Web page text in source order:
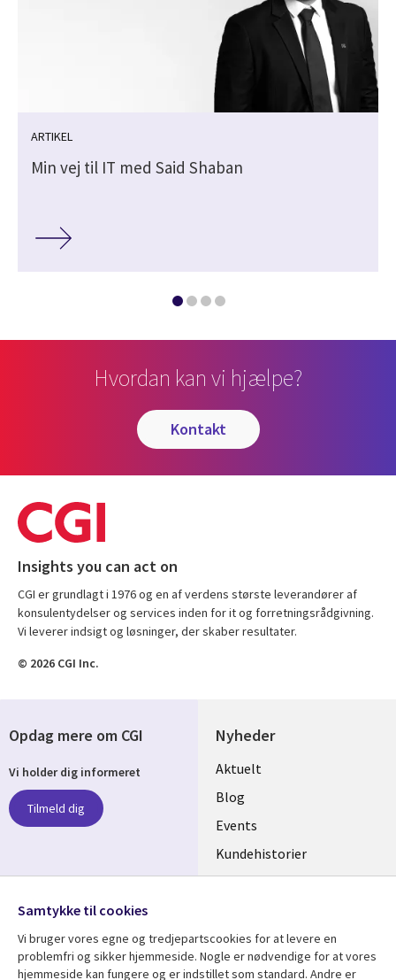
ARTIKEL
Min vej til IT med Said Shaban
Hvordan kan vi hjælpe?
kontakt
Insights you can act on
CGI er grundlagt i 1976 og en af verdens største leverandører af
konsulentydelser og services inden for it og forretningsrådgivning.
Vi leverer indsigt og løsninger, der skaber resultater.
© 2026 CGI Inc.
Nyheder
Useful
links
DENMARK
Aktuelt
Blog
Events
Kundehistorier
Videoer
Opdag mere om CGI
Vi holder dig informeret
Tilmeld dig
Media
DENMARK
Samtykke til cookies
Vi bruger vores egne og tredjepartscookies for at levere en
problemfri og sikker hjemmeside. Nogle er nødvendige for at vores
hjemmeside kan fungere og er indstillet som standard. Andre er